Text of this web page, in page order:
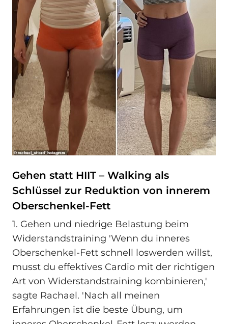
Gehen statt HIIT – Walking als
Schlüssel zur Reduktion von innerem
Oberschenkel-Fett
1. Gehen und niedrige Belastung beim
Widerstandstraining 'Wenn du inneres
Oberschenkel-Fett schnell loswerden willst,
musst du effektives Cardio mit der richtigen
Art von Widerstandstraining kombinieren,'
sagte Rachael. 'Nach all meinen
Erfahrungen ist die beste Übung, um